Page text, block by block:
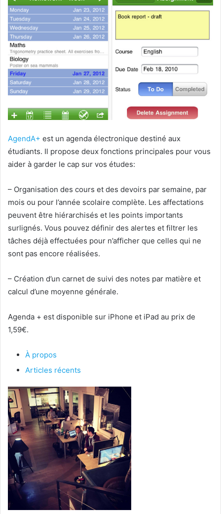
AgendA+ est un agenda électronique destiné aux
étudiants. Il propose deux fonctions principales pour vous
aider à garder le cap sur vos études:
– Organisation des cours et des devoirs par semaine, par
mois ou pour l’année scolaire complète. Les affectations
peuvent être hiérarchisés et les points importants
surlignés. Vous pouvez définir des alertes et filtrer les
tâches déjà effectuées pour n’afficher que celles qui ne
sont pas encore réalisées.
– Création d’un carnet de suivi des notes par matière et
calcul d’une moyenne générale.
Agenda + est disponible sur iPhone et iPad au prix de
1,59€.
À propos
Articles récents